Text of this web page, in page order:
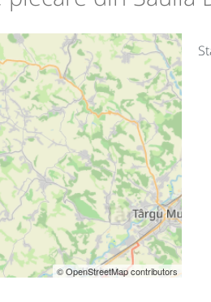
© OpenStreetMap contributors